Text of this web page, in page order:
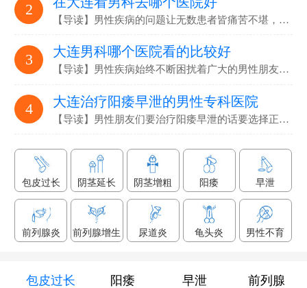
2
【导读】男性疾病的问题让无数患者皆痛苦不堪，要选…
3 大连男科哪个医院看的比较好
【导读】男性疾病始终不断困扰着广大的男性朋友们，解决男性疾病…
4 大连治疗阳痿早泄的男性专科医院
【导读】男性朋友们要治疗阳痿早泄的话要选择正规专业的男科医院…
包皮过长 阴茎延长 阴茎增粗 阳痿 早泄
前列腺炎 前列腺增生 尿道炎 龟头炎 男性不育
包皮过长 阳痿 早泄 前列腺